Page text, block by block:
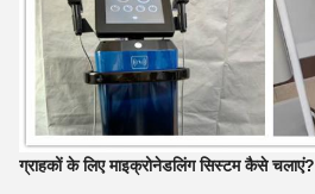
ग्राहकों के लिए माइक्रोनेडलिंग सिस्टम कैसे चलाएं?